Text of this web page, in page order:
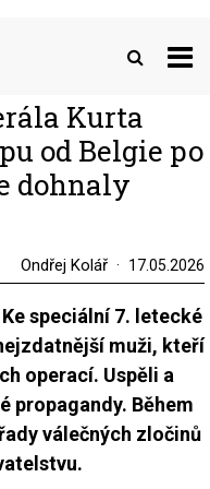
Kurta
od Belgie po
dohnaly
Ondřej Kolář 17.05.2026
speciální 7. letecké
muži, kteří
operací. Uspěli a
propagandy. Během
válečných zločinů